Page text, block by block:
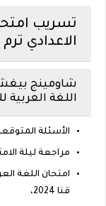
تسريب
الاعدادي ترم
شاومينج
اللغة العربية
الأسئلة
مراجعة ليلة
امتحان اللغة
قنا 2024،